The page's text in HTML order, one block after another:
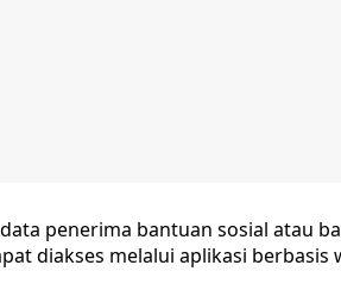
penerima bantuan sosial atau
diakses melalui aplikasi berbasis